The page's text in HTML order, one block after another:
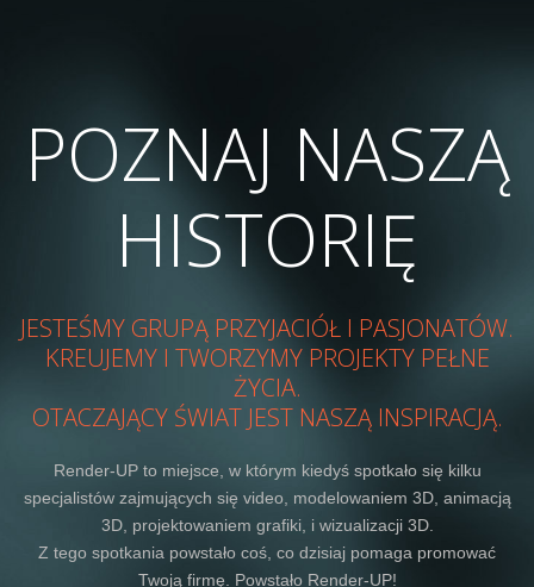
POZNAJ NASZĄ
HISTORIĘ
JESTEŚMY GRUPĄ PRZYJACIÓŁ I PASJONATÓW.
KREUJEMY I TWORZYMY PROJEKTY PEŁNE
ŻYCIA.
OTACZAJĄCY ŚWIAT JEST NASZĄ INSPIRACJĄ.
Render-UP to miejsce, w którym kiedyś spotkało się kilku
specjalistów zajmujących się video, modelowaniem 3D, animacją
3D, projektowaniem grafiki, i wizualizacji 3D.
Z tego spotkania powstało coś, co dzisiaj pomaga promować
Twoją firmę. Powstało Render-UP!